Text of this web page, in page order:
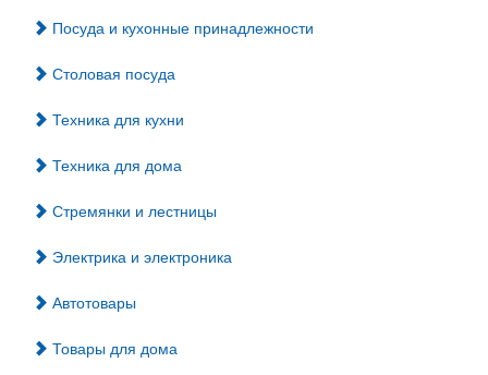
Посуда и кухонные принадлежности
Столовая посуда
Техника для кухни
Техника для дома
Стремянки и лестницы
Электрика и электроника
Автотовары
Товары для дома